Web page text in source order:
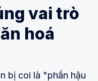
vai trò
hoá
bị coi là "phần hậu